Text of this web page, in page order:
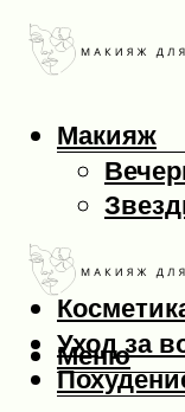
Макияж
Уход за
Меню